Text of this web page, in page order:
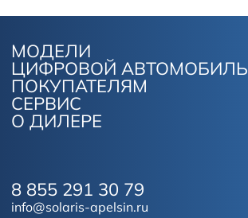
МОДЕЛИ
ЦИФРОВОЙ АВТОМОБИЛЬ
ПОКУПАТЕЛЯМ
СЕРВИС
О ДИЛЕРЕ
8 855 291 30 79
info@solaris-apelsin.ru